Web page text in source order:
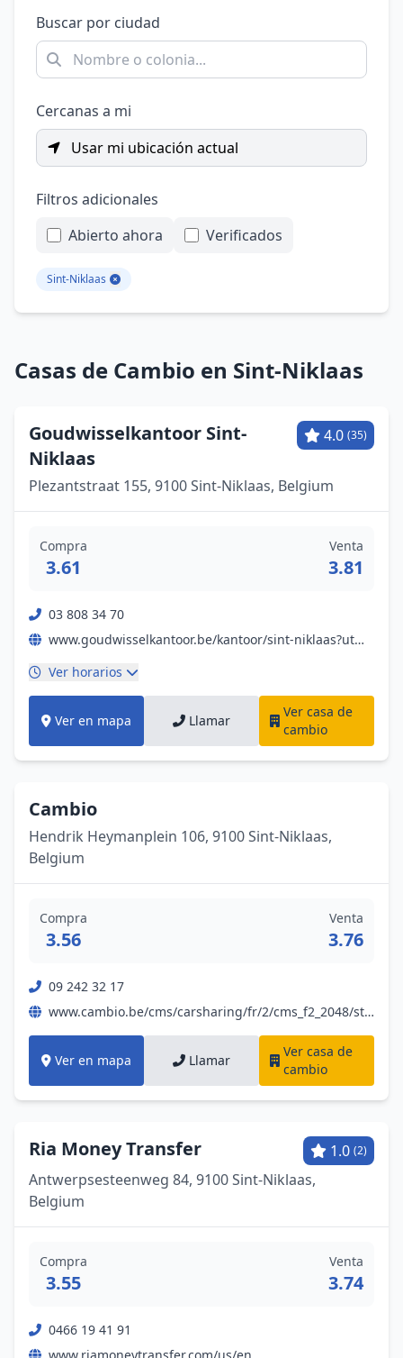
Buscar por ciudad
Cercanas a mi
Usar mi ubicación actual
Filtros adicionales
Abierto ahora
Verificados
Sint-Niklaas
Casas de Cambio en Sint-Niklaas
Goudwisselkantoor Sint-
Niklaas
4.0 (35)
Plezantstraat 155, 9100 Sint-Niklaas, Belgium
Compra
3.61
Venta
3.81
03 808 34 70
www.goudwisselkantoor.be/kantoor/sint-niklaas?utm_source=google&utm_medium=organic&utm_campaign=gmb-sint-niklaas
Ver horarios
Ver en mapa Llamar
Ver casa de
cambio
Cambio
Hendrik Heymanplein 106, 9100 Sint-Niklaas,
Belgium
Compra
3.56
Venta
3.76
09 242 32 17
www.cambio.be/cms/carsharing/fr/2/cms_f2_2048/stdws_info/stationen/station/1847.html?cms_Feurocode=VLA#stationdetails
Ver en mapa Llamar
Ver casa de
cambio
Ria Money Transfer 1.0 (2)
Antwerpsesteenweg 84, 9100 Sint-Niklaas,
Belgium
Compra
3.55
Venta
3.74
0466 19 41 91